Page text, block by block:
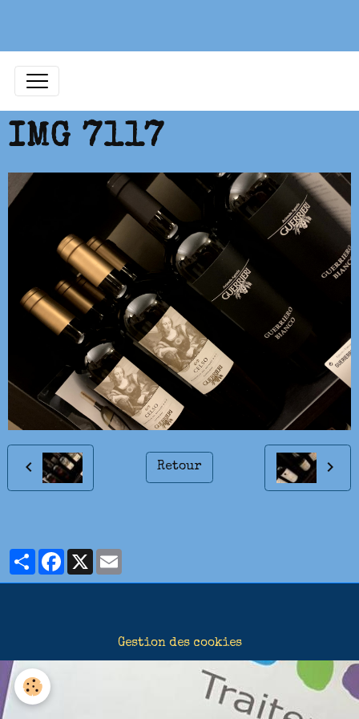
IMG 7117
Retour
PartagerFacebook
Gestion des cookies